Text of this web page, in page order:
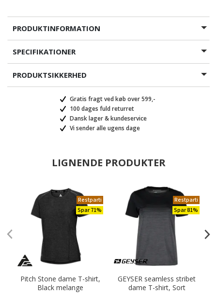
PRODUKTINFORMATION
SPECIFIKATIONER
PRODUKTSIKKERHED
Gratis fragt ved køb over 599,-
100 dages fuld returret
Dansk lager & kundeservice
Vi sender alle ugens dage
LIGNENDE PRODUKTER
Restparti
Spar 71%
Pitch Stone dame T-shirt,
Black melange
Restparti
Spar 81%
GEYSER seamless stribet
dame T-shirt, Sort